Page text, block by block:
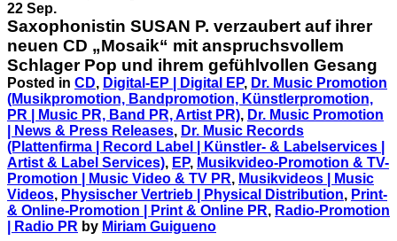
22 Sep.
Saxophonistin SUSAN P. verzaubert auf ihrer
neuen CD „Mosaik“ mit anspruchsvollem
Schlager Pop und ihrem gefühlvollen Gesang
Posted in CD, Digital-EP | Digital EP, Dr. Music Promotion
(Musikpromotion, Bandpromotion, Künstlerpromotion,
PR | Music PR, Band PR, Artist PR), Dr. Music Promotion
| News & Press Releases, Dr. Music Records
(Plattenfirma | Record Label | Künstler- & Labelservices |
Artist & Label Services), EP, Musikvideo-Promotion & TV-
Promotion | Music Video & TV PR, Musikvideos | Music
Videos, Physischer Vertrieb | Physical Distribution, Print-
& Online-Promotion | Print & Online PR, Radio-Promotion
| Radio PR by Miriam Guigueno